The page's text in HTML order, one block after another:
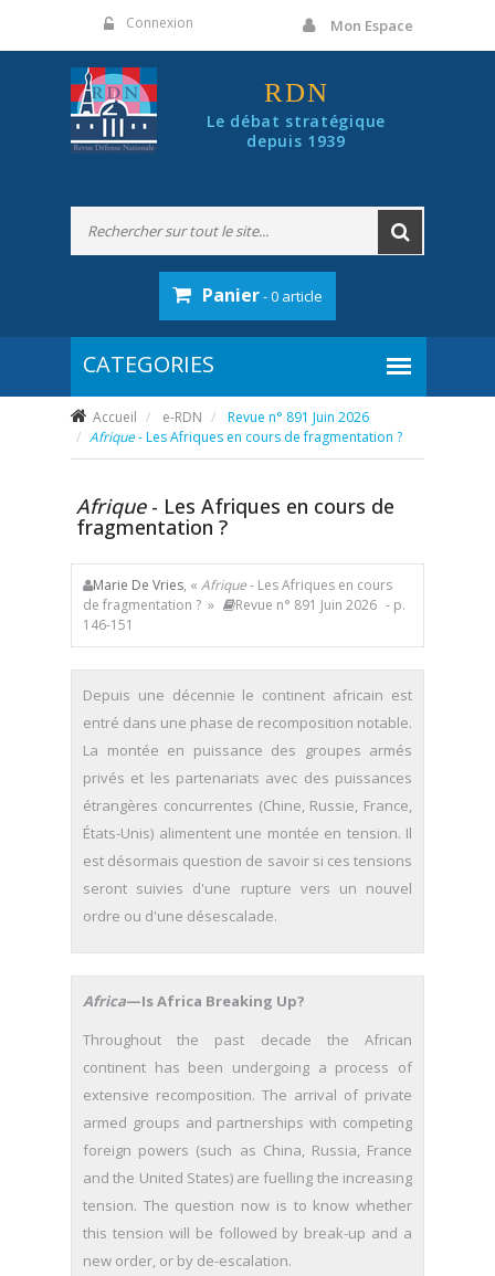
Connexion Mon Espace
RDN
Le débat stratégique
depuis 1939
Panier- 0 article
Accueil e-RDN
Revue n° 891 Juin 2026
Afrique- Les Afriques en cours de fragmentation ?
Afrique- Les Afriques en cours de
fragmentation ?
Marie De Vries, « Afrique- Les Afriques en cours
de fragmentation ? »
Revue n° 891 Juin 2026 - p.
146-151
Depuis une décennie le continent africain est
entré dans une phase de recomposition notable.
La montée en puissance des groupes armés
privés et les partenariats avec des puissances
étrangères concurrentes (Chine, Russie, France,
États-Unis) alimentent une montée en tension. Il
est désormais question de savoir si ces tensions
seront suivies d'une rupture vers un nouvel
ordre ou d'une désescalade.
Africa—Is Africa Breaking Up?
Throughout the past decade the African
continent has been undergoing a process of
extensive recomposition. The arrival of private
armed groups and partnerships with competing
foreign powers (such as China, Russia, France
and the United States) are fuelling the increasing
tension. The question now is to know whether
this tension will be followed by break-up and a
new order, or by de-escalation.